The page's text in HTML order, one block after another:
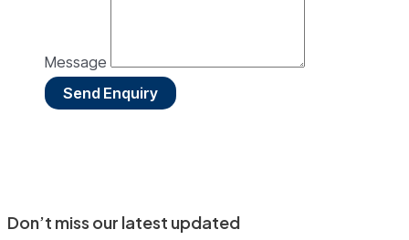
Message
Send Enquiry
Don’t miss our latest updated